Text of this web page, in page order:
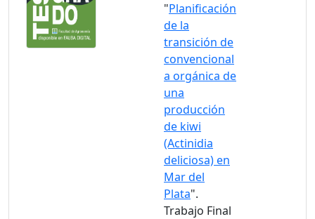
"Planificación
de la
transición de
convencional
a orgánica de
una
producción
de kiwi
(Actinidia
deliciosa) en
Mar del
Plata".
Trabajo Final